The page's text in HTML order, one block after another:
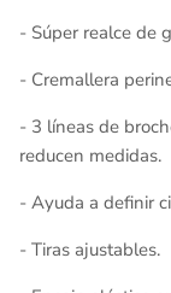
- Súper realce de
- Cremallera
- 3 líneas de
reducen medidas.
- Ayuda a definir
- Tiras ajustables.